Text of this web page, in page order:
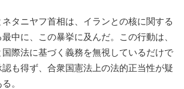
タニヤフ首相は、イランとの核に関する
中に、この暴挙に及んだ。この行動は、
国際法に基づく義務を無視しているだけで
も得ず、合衆国憲法上の法的正当性が疑
。